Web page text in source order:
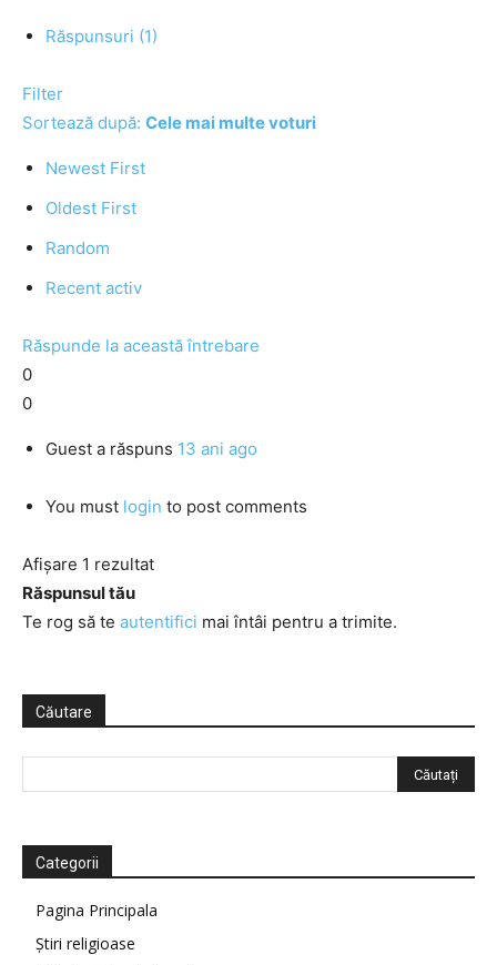
Răspunsuri (1)
Filter
Sortează după: Cele mai multe voturi
Newest First
Oldest First
Random
Recent activ
Răspunde la această întrebare
0
0
Guest a răspuns 13 ani ago
You must login to post comments
Afișare 1 rezultat
Răspunsul tău
Te rog să te autentifici mai întâi pentru a trimite.
Căutare
Categorii
Pagina Principala
Știri religioase